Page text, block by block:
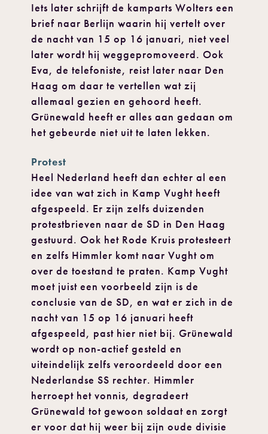
Iets later schrijft de kamparts Wolters een
brief naar Berlijn waarin hij vertelt over
de nacht van 15 op 16 januari, niet veel
later wordt hij weggepromoveerd. Ook
Eva, de telefoniste, reist later naar Den
Haag om daar te vertellen wat zij
allemaal gezien en gehoord heeft.
Grünewald heeft er alles aan gedaan om
het gebeurde niet uit te laten lekken.
Protest
Heel Nederland heeft dan echter al een
idee van wat zich in Kamp Vught heeft
afgespeeld. Er zijn zelfs duizenden
protestbrieven naar de SD in Den Haag
gestuurd. Ook het Rode Kruis protesteert
en zelfs Himmler komt naar Vught om
over de toestand te praten. Kamp Vught
moet juist een voorbeeld zijn is de
conclusie van de SD, en wat er zich in de
nacht van 15 op 16 januari heeft
afgespeeld, past hier niet bij. Grünewald
wordt op non-actief gesteld en
uiteindelijk zelfs veroordeeld door een
Nederlandse SS rechter. Himmler
herroept het vonnis, degradeert
Grünewald tot gewoon soldaat en zorgt
er voor dat hij weer bij zijn oude divisie